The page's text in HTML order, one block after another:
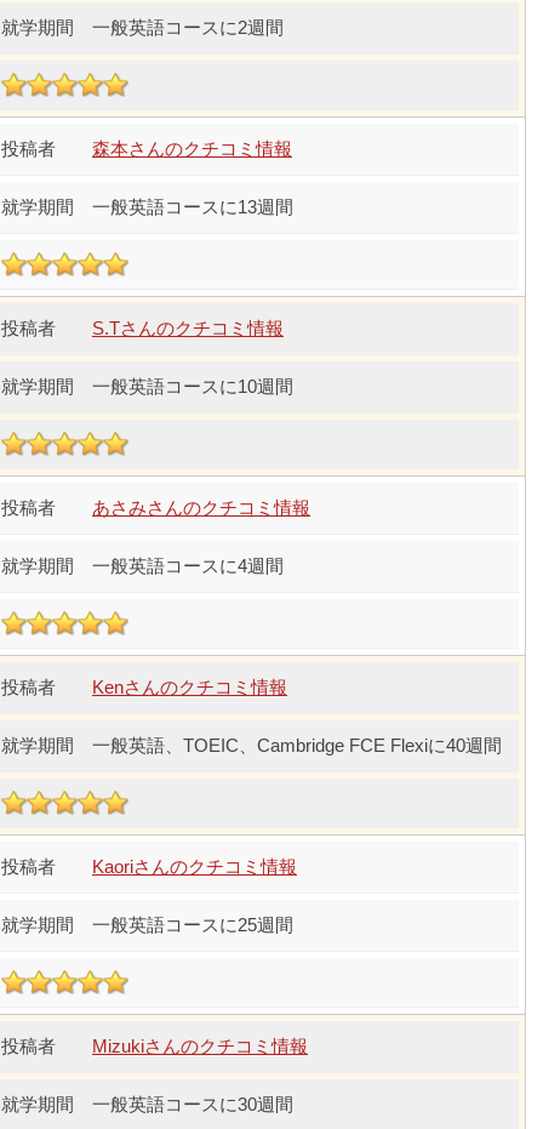
一般英語コースに2週間
森本さんのクチコミ情報
一般英語コースに13週間
S.Tさんのクチコミ情報
一般英語コースに10週間
あさみさんのクチコミ情報
一般英語コースに4週間
Kenさんのクチコミ情報
一般英語、TOEIC、Cambridge FCE Flexiに40週間
Kaoriさんのクチコミ情報
一般英語コースに25週間
Mizukiさんのクチコミ情報
一般英語コースに30週間